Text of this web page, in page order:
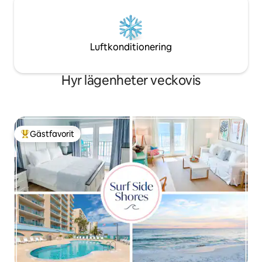
Luftkonditionering
Hyr lägenheter veckovis
Populär gästfavorit
Gästfavorit